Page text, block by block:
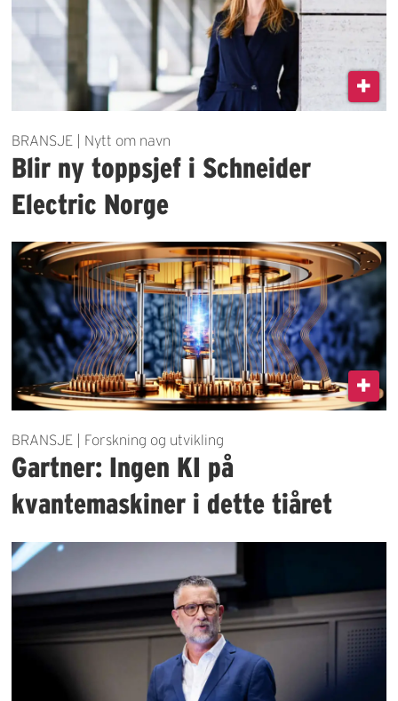
BRANSJE | Nytt om navn
Blir ny toppsjef i Schneider
Electric Norge
BRANSJE | Forskning og utvikling
Gartner: Ingen KI på
kvantemaskiner i dette tiåret